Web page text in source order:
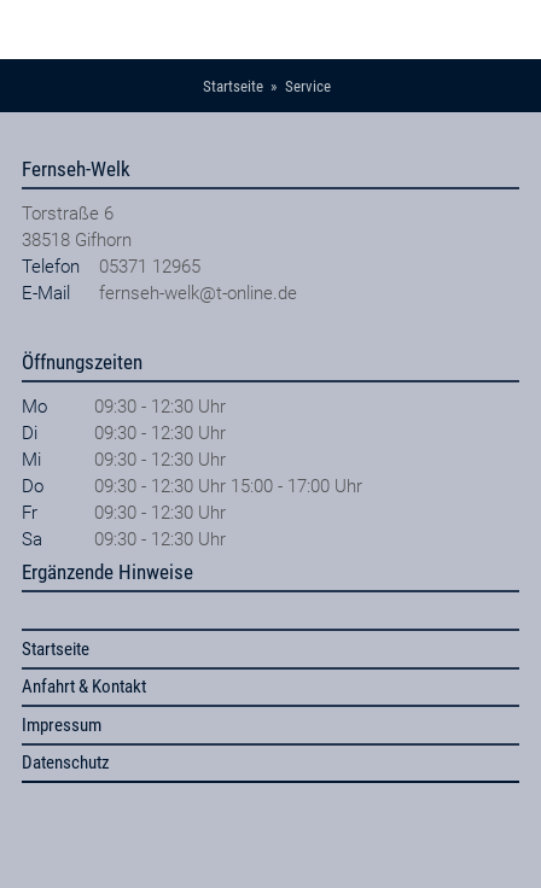
Startseite Service
Fernseh-Welk
Torstraße 6
38518 Gifhorn
Telefon
05371 12965
E-Mail
fernseh-welk@t-online.de
Öffnungszeiten
Mo
09:30 - 12:30 Uhr
Di
09:30 - 12:30 Uhr
Mi
09:30 - 12:30 Uhr
Do
09:30 - 12:30 Uhr 15:00 - 17:00 Uhr
Fr
09:30 - 12:30 Uhr
Sa
09:30 - 12:30 Uhr
Ergänzende Hinweise
Startseite
Anfahrt & Kontakt
Impressum
Datenschutz